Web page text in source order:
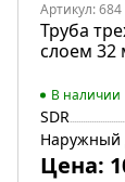
Артикул: 684
Труба
слоем 32
В наличии
SDR
Наружный
Цена: